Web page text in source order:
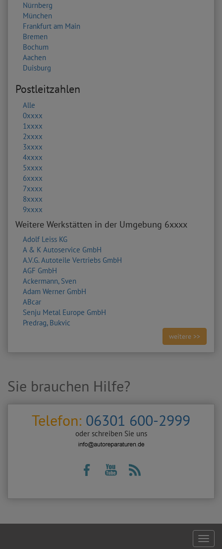
Nürnberg
München
Frankfurt am Main
Bremen
Bochum
Aachen
Duisburg
Postleitzahlen
Alle
0xxxx
1xxxx
2xxxx
3xxxx
4xxxx
5xxxx
6xxxx
7xxxx
8xxxx
9xxxx
Weitere Werkstätten in der Umgebung 6xxxx
Adolf Leiss KG
A & K Autoservice GmbH
A.V.G. Autoteile Vertriebs GmbH
AGF GmbH
Ackermann, Sven
Adam Werner GmbH
ABcar
Senju Metal Europe GmbH
Predrag, Bukvic
weitere >>
Sie brauchen Hilfe?
Telefon: 06301 600-2999
oder schreiben Sie uns
Footer